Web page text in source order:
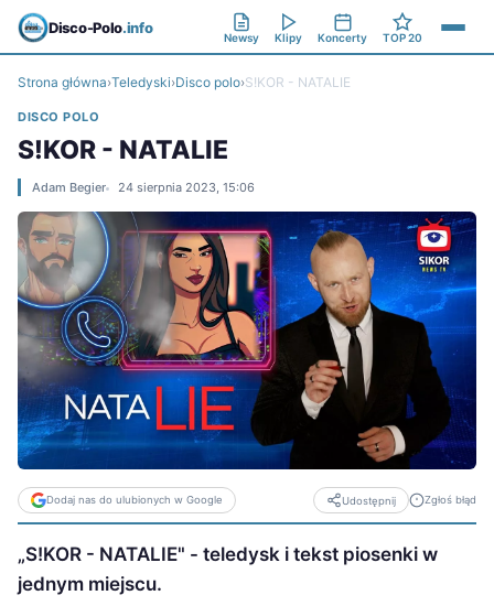
Disco-Polo.info
Newsy Klipy Koncerty TOP 20
Strona główna›Teledyski›Disco polo›S!KOR - NATALIE
DISCO POLO
S!KOR - NATALIE
Adam Begier 24 sierpnia 2023, 15:06
Dodaj nas do ulubionych w Google Udostępnij Zgłoś błąd
„S!KOR - NATALIE" - teledysk i tekst piosenki w
jednym miejscu.